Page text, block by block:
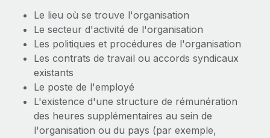
SERVICES
Demandez aux experts
Recevez des conseils d’experts sur les RH à
Contrôles d’antécédents
Simplifiez vos processus de présélection des
candidats
Devenir partenaire
Explorez avec nous vos opportunités de partenariat
Remote Build
Bientôt disponible
Conseil en intégrations et automatisations assistées par
ÉTUDES DE CAS
Salle de presse
Données sur les salaires et les talents
Centre de ressources
Obtenir de l’aide
Voir toutes les ressources
Le lieu où se trouve l'organisation
Le secteur d'activité de l'organisation
Les politiques et procédures de l'organisation
Les contrats de travail ou accords syndicaux
existants
Le poste de l'employé
L'existence d'une structure de rémunération
des heures supplémentaires au sein de
l'organisation ou du pays (par exemple,